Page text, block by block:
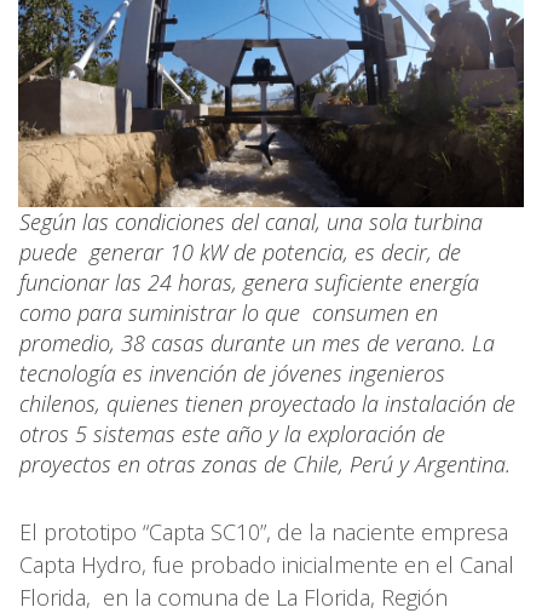
Según las condiciones del canal, una sola turbina
puede generar 10 kW de potencia, es decir, de
funcionar las 24 horas, genera suficiente energía
como para suministrar lo que consumen en
promedio, 38 casas durante un mes de verano. La
tecnología es invención de jóvenes ingenieros
chilenos, quienes tienen proyectado la instalación de
otros 5 sistemas este año y la exploración de
proyectos en otras zonas de Chile, Perú y Argentina.
El prototipo “Capta SC10”, de la naciente empresa
Capta Hydro, fue probado inicialmente en el Canal
Florida, en la comuna de La Florida, Región